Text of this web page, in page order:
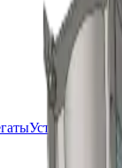
Установки